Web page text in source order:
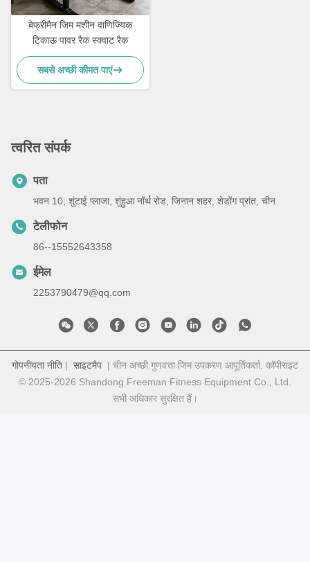
बेफ्रीमैन जिम मशीन वाणिज्यिक
टिकाऊ पावर रैक स्क्वाट रैक
सबसे अच्छी कीमत पाएं
त्वरित संपर्क
पता
भवन 10, शुंटाई प्लाजा, शुंहुआ नॉर्थ रोड, जिनान शहर, शेडोंग प्रांत, चीन
टेलीफोन
86--15552643358
ईमेल
2253790479@qq.com
गोपनीयता नीति | साइटमैप | चीन अच्छी गुणवत्ता जिम उपकरण आपूर्तिकर्ता. कॉपीराइट
© 2025-2026 Shandong Freeman Fitness Equipment Co., Ltd.
सभी अधिकार सुरक्षित हैं।